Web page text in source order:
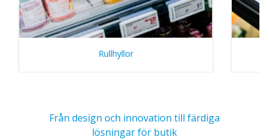
Rullhyllor
Från design och innovation till färdiga
lösningar för butik